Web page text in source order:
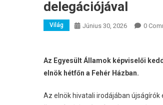
delegációjával
Világ Június 30, 2026 0
Az Egyesült Államok képviselői
elnök hétfőn a Fehér Házban.
Az elnök hivatali irodájában